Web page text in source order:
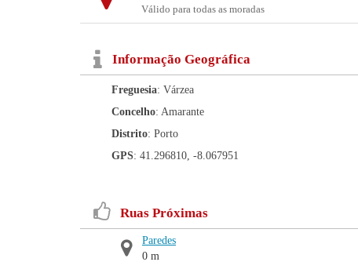
Válido para todas as moradas
Informação Geográfica
Freguesia: Várzea
Concelho: Amarante
Distrito: Porto
GPS: 41.296810, -8.067951
Ruas Próximas
Paredes
0 m